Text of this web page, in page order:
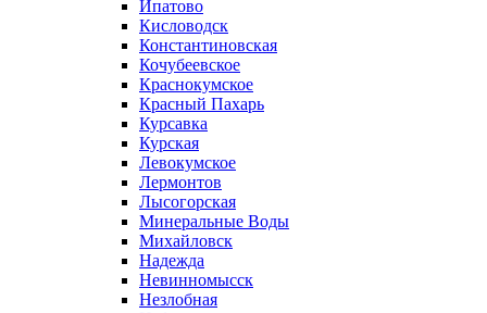
Ипатово
Кисловодск
Константиновская
Кочубеевское
Краснокумское
Красный Пахарь
Курсавка
Курская
Левокумское
Лермонтов
Лысогорская
Минеральные Воды
Михайловск
Надежда
Невинномысск
Незлобная